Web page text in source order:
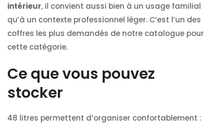
intérieur, il convient aussi bien à un usage familial
qu’à un contexte professionnel léger. C’est l’un des
coffres les plus demandés de notre catalogue pour
cette catégorie.
Ce que vous pouvez
stocker
48 litres permettent d’organiser confortablement :